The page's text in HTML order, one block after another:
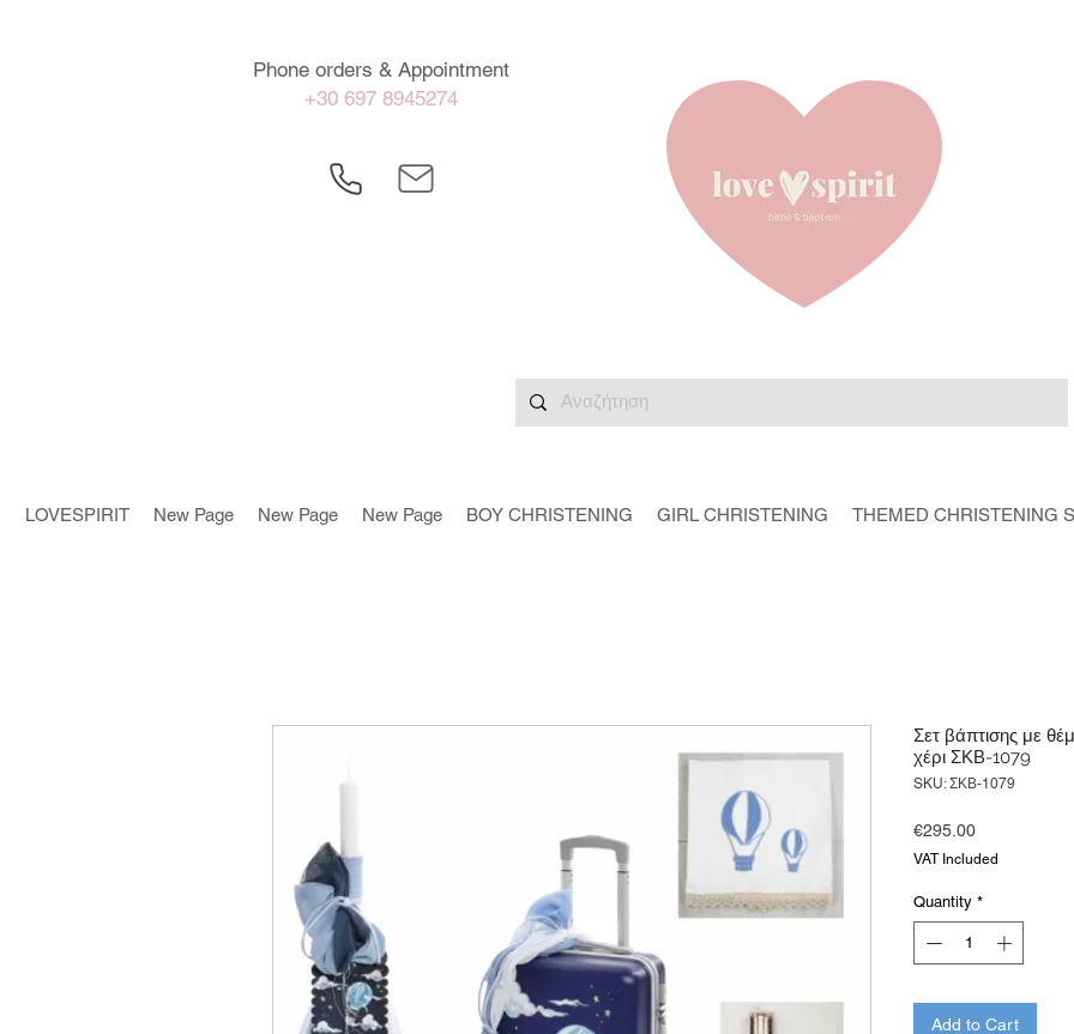
Phone orders & Appointment
+30 697 8945274
Σετ βάπτισης με
χέρι ΣΚΒ-1079
SKU: ΣΚΒ-1079
€295.00Price
VAT Included
Quantity *
Add to Cart
LOVESPIRIT New Page New Page New Page BOY CHRISTENING GIRL CHRISTENING THEMED CHRISTENING